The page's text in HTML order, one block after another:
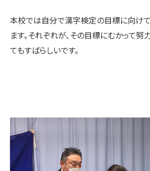
本校では自分で漢字検定の目標に向け
ます。それぞれが、その目標にむかって
てもすばらしいです。